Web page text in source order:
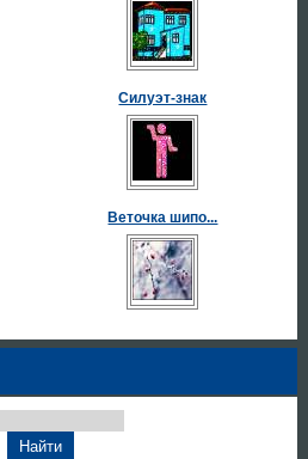
Силуэт-знак
Веточка шипо...